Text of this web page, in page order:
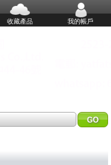
收藏產品 我的帳戶